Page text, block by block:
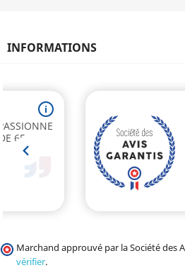
INFORMATIONS
Marchand approuvé par la Société des
vérifier.